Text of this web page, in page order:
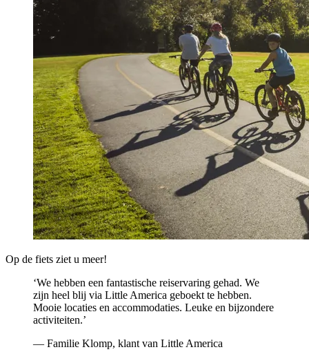
Op de fiets ziet u meer!
‘We hebben een fantastische reiservaring gehad. We
zijn heel blij via Little America geboekt te hebben.
Mooie locaties en accommodaties. Leuke en bijzondere
activiteiten.’
— Familie Klomp, klant van Little America